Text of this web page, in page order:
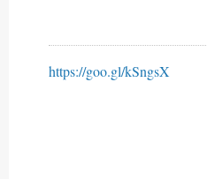
https://goo.gl/kSngsX